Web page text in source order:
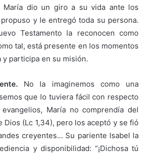
María dio un giro a su vida ante los
y le entregó toda su persona.
Testamento la reconocen como
tal, está presente en los momentos
participa en su misión.
No la imaginemos como una
que lo tuviera fácil con respecto
María no comprendía del
Dios (Lc 1,34), pero los aceptó y se fió
creyentes… Su pariente Isabel la
y disponibilidad: “¡Dichosa tú